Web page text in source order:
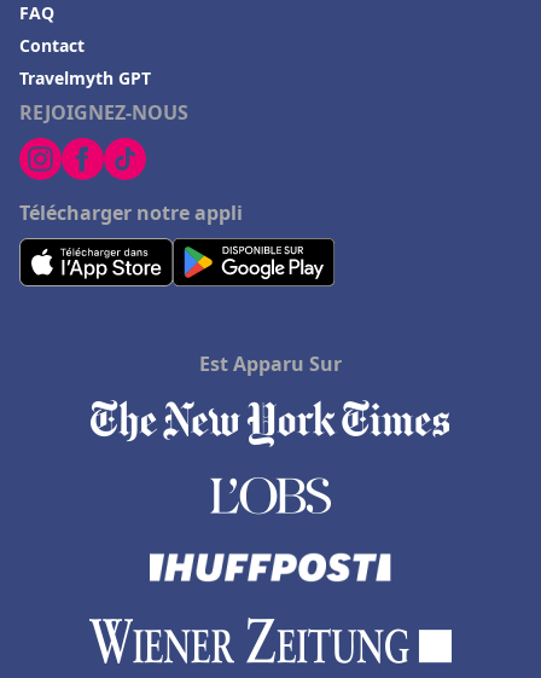
REJOIGNEZ-NOUS
Télécharger notre appli
FAQ
Contact
Travelmyth GPT
Est Apparu Sur